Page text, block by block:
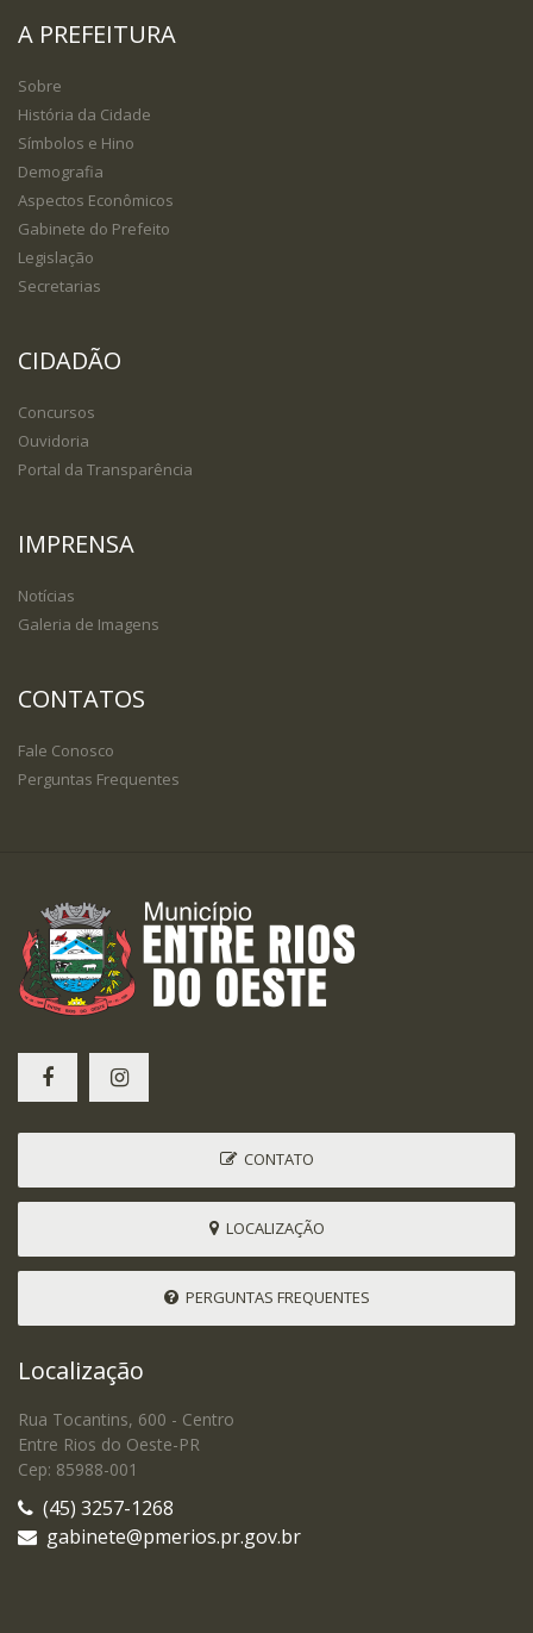
A PREFEITURA
Sobre
História da Cidade
Símbolos e Hino
Demografia
Aspectos Econômicos
Gabinete do Prefeito
Legislação
Secretarias
CIDADÃO
Concursos
Ouvidoria
Portal da Transparência
IMPRENSA
Notícias
Galeria de Imagens
CONTATOS
Fale Conosco
Perguntas Frequentes
CONTATO
LOCALIZAÇÃO
PERGUNTAS FREQUENTES
Localização
Rua Tocantins, 600 - Centro
Entre Rios do Oeste-PR
Cep: 85988-001
(45) 3257-1268
gabinete@pmerios.pr.gov.br